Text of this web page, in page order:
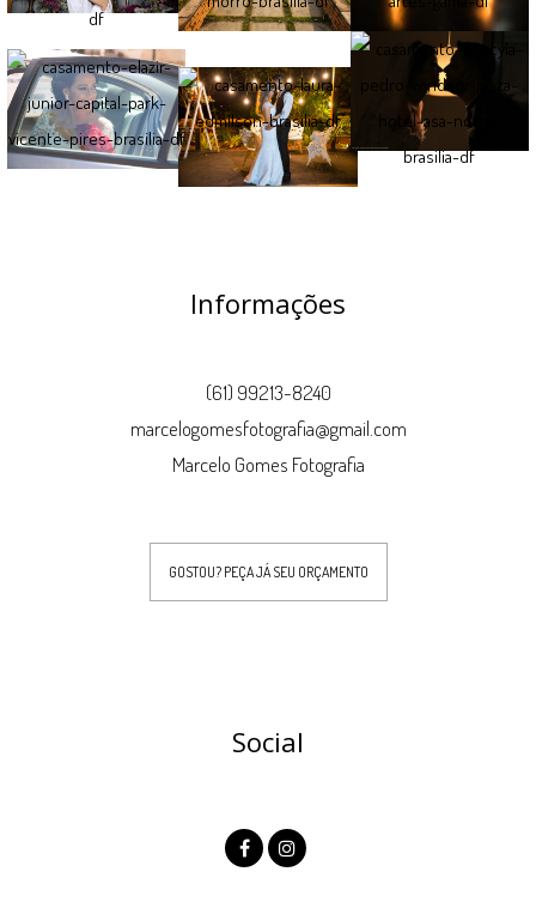
Informações
(61) 99213-8240
marcelogomesfotografia@gmail.com
Marcelo Gomes Fotografia
GOSTOU? PEÇA JÁ SEU ORÇAMENTO
Social